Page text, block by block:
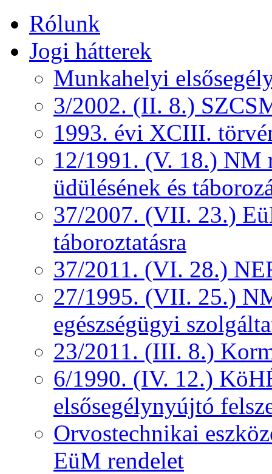
Rólunk
Jogi hátterek
Munkahelyi
3/2002. (II. 8.)
1993. évi XCIII.
12/1991. (V. 18.) NM
üdülésének és
37/2007. (VII. 23.)
táboroztatásra
37/2011. (VI. 28.)
27/1995. (VII. 25.)
egészségügyi
23/2011. (III. 8.)
6/1990. (IV. 12.)
elsősegélynyújtó
Orvostechnikai
EüM rendelet